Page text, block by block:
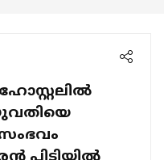
ഹോസ്റ്റലിൽ
സംഭവം
പിടിയിൽ